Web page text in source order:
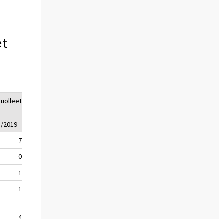
-
2019
7
0
1
1
4